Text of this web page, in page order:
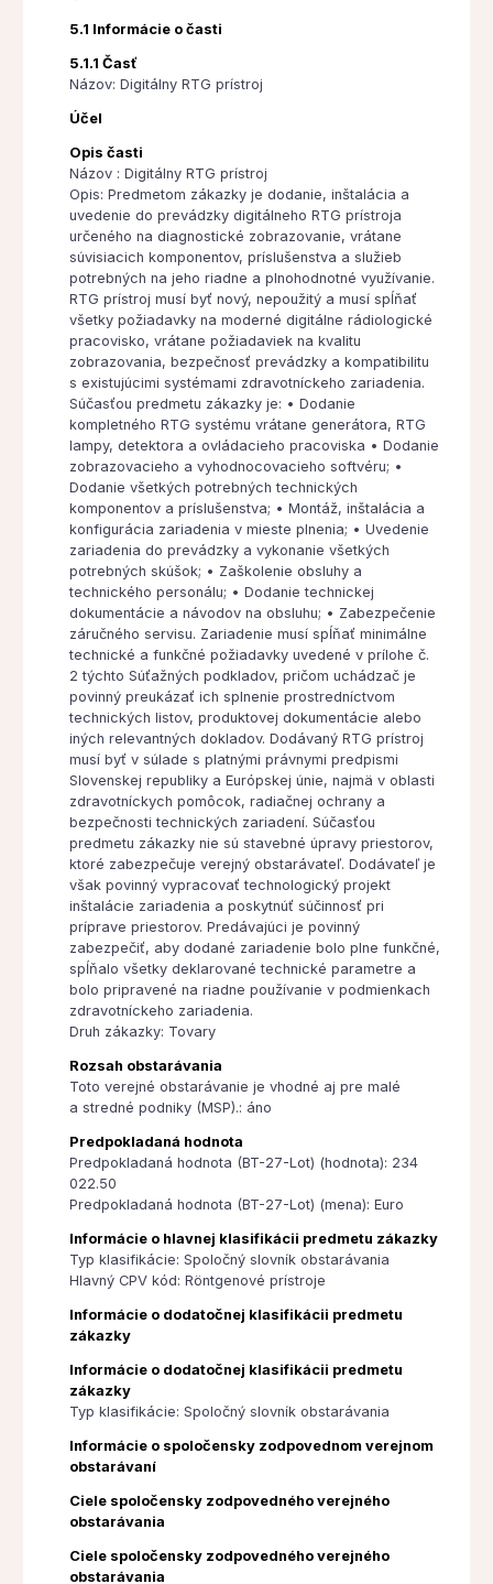
5.1 Informácie o časti
5.1.1 Časť
Názov: Digitálny RTG prístroj
Účel
Opis časti
Názov : Digitálny RTG prístroj
Opis: Predmetom zákazky je dodanie, inštalácia a
uvedenie do prevádzky digitálneho RTG prístroja
určeného na diagnostické zobrazovanie, vrátane
súvisiacich komponentov, príslušenstva a služieb
potrebných na jeho riadne a plnohodnotné využívanie.
RTG prístroj musí byť nový, nepoužitý a musí spĺňať
všetky požiadavky na moderné digitálne rádiologické
pracovisko, vrátane požiadaviek na kvalitu
zobrazovania, bezpečnosť prevádzky a kompatibilitu
s existujúcimi systémami zdravotníckeho zariadenia.
Súčasťou predmetu zákazky je: • Dodanie
kompletného RTG systému vrátane generátora, RTG
lampy, detektora a ovládacieho pracoviska • Dodanie
zobrazovacieho a vyhodnocovacieho softvéru; •
Dodanie všetkých potrebných technických
komponentov a príslušenstva; • Montáž, inštalácia a
konfigurácia zariadenia v mieste plnenia; • Uvedenie
zariadenia do prevádzky a vykonanie všetkých
potrebných skúšok; • Zaškolenie obsluhy a
technického personálu; • Dodanie technickej
dokumentácie a návodov na obsluhu; • Zabezpečenie
záručného servisu. Zariadenie musí spĺňať minimálne
technické a funkčné požiadavky uvedené v prílohe č.
2 týchto Súťažných podkladov, pričom uchádzač je
povinný preukázať ich splnenie prostredníctvom
technických listov, produktovej dokumentácie alebo
iných relevantných dokladov. Dodávaný RTG prístroj
musí byť v súlade s platnými právnymi predpismi
Slovenskej republiky a Európskej únie, najmä v oblasti
zdravotníckych pomôcok, radiačnej ochrany a
bezpečnosti technických zariadení. Súčasťou
predmetu zákazky nie sú stavebné úpravy priestorov,
ktoré zabezpečuje verejný obstarávateľ. Dodávateľ je
však povinný vypracovať technologický projekt
inštalácie zariadenia a poskytnúť súčinnosť pri
príprave priestorov. Predávajúci je povinný
zabezpečiť, aby dodané zariadenie bolo plne funkčné,
spĺňalo všetky deklarované technické parametre a
bolo pripravené na riadne používanie v podmienkach
zdravotníckeho zariadenia.
Druh zákazky: Tovary
Rozsah obstarávania
Toto verejné obstarávanie je vhodné aj pre malé
a stredné podniky (MSP).: áno
Predpokladaná hodnota
Predpokladaná hodnota (BT-27-Lot) (hodnota): 234
022.50
Predpokladaná hodnota (BT-27-Lot) (mena): Euro
Informácie o hlavnej klasifikácii predmetu zákazky
Typ klasifikácie: Spoločný slovník obstarávania
Hlavný CPV kód: Röntgenové prístroje
Informácie o dodatočnej klasifikácii predmetu
zákazky
Informácie o dodatočnej klasifikácii predmetu
zákazky
Typ klasifikácie: Spoločný slovník obstarávania
Informácie o spoločensky zodpovednom verejnom
obstarávaní
Ciele spoločensky zodpovedného verejného
obstarávania
Ciele spoločensky zodpovedného verejného
obstarávania